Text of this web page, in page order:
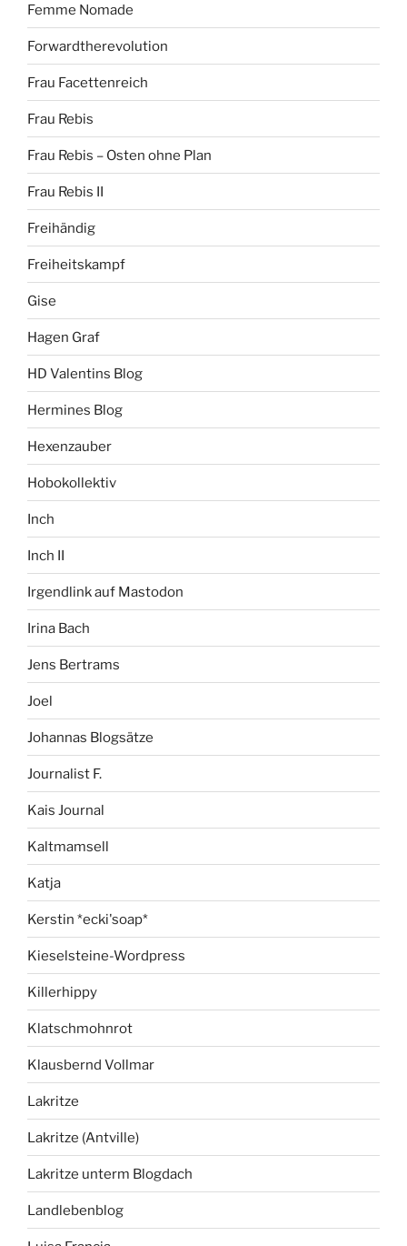
Femme Nomade
Forwardtherevolution
Frau Facettenreich
Frau Rebis
Frau Rebis – Osten ohne Plan
Frau Rebis II
Freihändig
Freiheitskampf
Gise
Hagen Graf
HD Valentins Blog
Hermines Blog
Hexenzauber
Hobokollektiv
Inch
Inch II
Irgendlink auf Mastodon
Irina Bach
Jens Bertrams
Joel
Johannas Blogsätze
Journalist F.
Kais Journal
Kaltmamsell
Katja
Kerstin *ecki'soap*
Kieselsteine-Wordpress
Killerhippy
Klatschmohnrot
Klausbernd Vollmar
Lakritze
Lakritze (Antville)
Lakritze unterm Blogdach
Landlebenblog